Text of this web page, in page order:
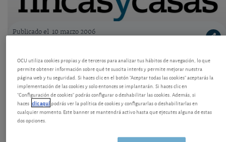
Publicado el 10 marzo 2006
Acciones y fondos del sector constructor e
inmobiliario
Noticias breves de los principales actores de un
sector siempre en movimiento.
OCU utiliza cookies propias y de terceros para analizar tus hábitos de navegación, lo que
permite obtener información sobre qué te suscita interés y permite mejorar nuestra
página web y tu seguridad. Si haces clic en el botón "Aceptar todas las cookies" aceptarás la
implementación de las cookies y solo entonces se implantarán. Si haces clic en
"Configuración de cookies" podrás configurar o deshabilitar las cookies. Además, si
haces clic aquípodrás ver la política de cookies y configurarlas o deshabilitarlas en
cualquier momento. Este banner se mantendrá activo hasta que ejecutes alguna de estas
dos opciones.